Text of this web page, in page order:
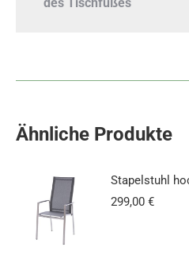
Ähnliche Produkte
Stapelstuhl
299,00 €